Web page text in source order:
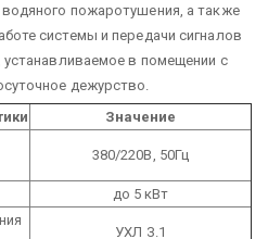
пожаротушения, а также
системы и передачи сигналов
устанавливаемое в помещении с
дежурство.
Значение
380/220В, 50Гц
до 5 кВт
УХЛ З.1